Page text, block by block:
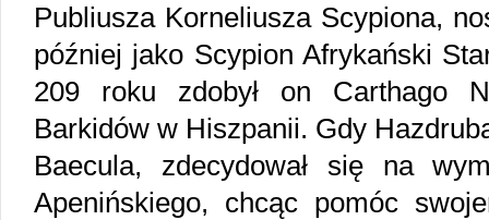
Publiusza Korneliusza Scypiona,
później jako Scypion Afrykański
209 roku zdobył on Carthago
Barkidów w Hiszpanii. Gdy
Baecula, zdecydował się na
Apenińskiego, chcąc pomóc